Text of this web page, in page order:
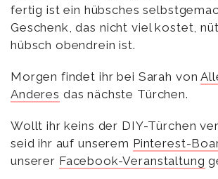
fertig ist ein hübsches
Geschenk, das nicht viel kostet,
hübsch obendrein ist.
Morgen findet ihr bei Sarah von
Anderes das nächste Türchen.
Wollt ihr keins der DIY-Türchen
seid ihr auf unserem Pinterest-
unserer Facebook-Veranstaltung